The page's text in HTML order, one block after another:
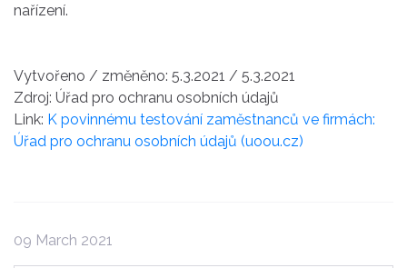
nařízení.
Vytvořeno / změněno: 5.3.2021 / 5.3.2021
Zdroj: Úřad pro ochranu osobních údajů
Link: K povinnému testování zaměstnanců ve firmách:
Úřad pro ochranu osobních údajů (uoou.cz)
09 March 2021